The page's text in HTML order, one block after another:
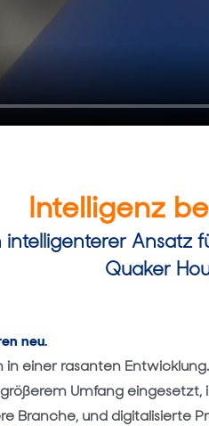
Intelligenz
intelligenterer Ansatz
Quaker
neu.
einer rasanten
Umfang eingesetzt,
Branche, und digitalisierte